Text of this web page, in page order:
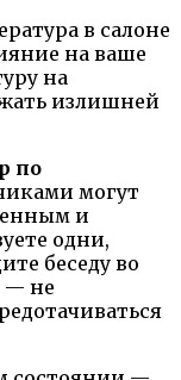
в салоне
на ваше
на
излишней
по
могут
и
одни,
беседу во
— не